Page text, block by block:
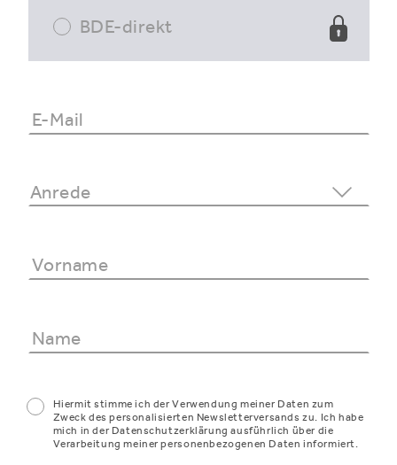
BDE-direkt
Hiermit stimme ich der Verwendung meiner Daten zum
Zweck des personalisierten Newsletterversands zu. Ich habe
mich in der Datenschutzerklärung ausführlich über die
Verarbeitung meiner personenbezogenen Daten informiert.